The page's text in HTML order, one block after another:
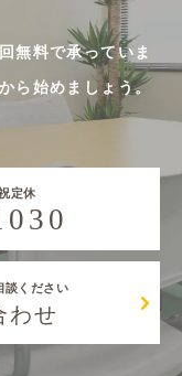
無料で承っていま
ら始めましょう。
定休
談ください
わせ